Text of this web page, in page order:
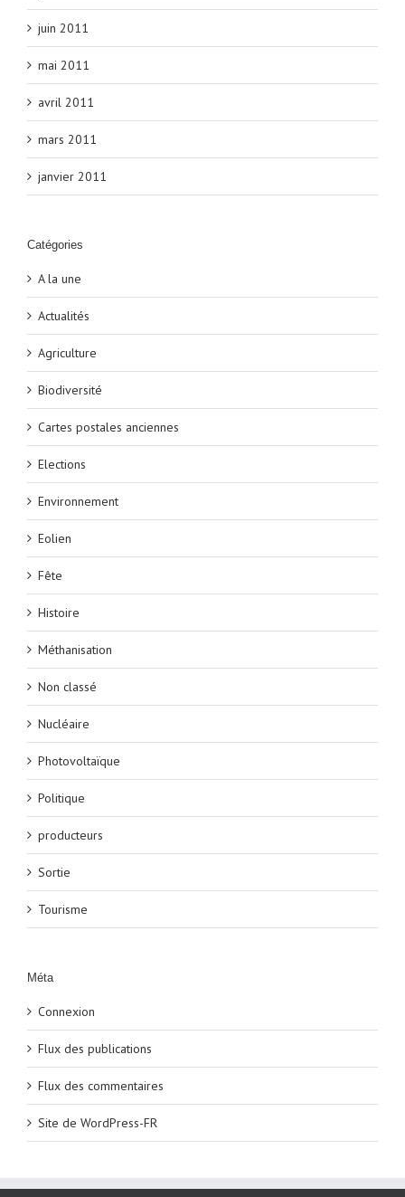
juin 2011
mai 2011
avril 2011
mars 2011
janvier 2011
Catégories
A la une
Actualités
Agriculture
Biodiversité
Cartes postales anciennes
Elections
Environnement
Eolien
Fête
Histoire
Méthanisation
Non classé
Nucléaire
Photovoltaïque
Politique
producteurs
Sortie
Tourisme
Méta
Connexion
Flux des publications
Flux des commentaires
Site de WordPress-FR